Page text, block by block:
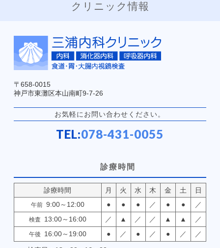
クリニック情報
〒658-0015
神戸市東灘区本山南町9-7-26
お気軽にお問い合わせください。
TEL:078-431-0055
診療時間
診療時間 月 火 水 木 金 土 日
午前 9:00～12:00 ● ● ● ／ ● ● ／
検査 13:00～16:00 ／ ▲ ／ ／ ▲ ▲ ／
午後 16:00～19:00 ● ／ ● ／ ● ／ ／